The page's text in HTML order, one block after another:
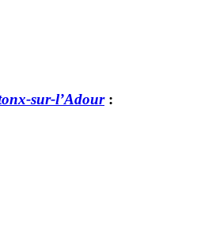
sur-l’Adour: